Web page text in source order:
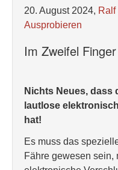
20. August 2024,
Ausprobieren
Im Zweifel
Nichts Neues, dass
lautlose
hat!
Es muss das
Fähre gewesen sein,